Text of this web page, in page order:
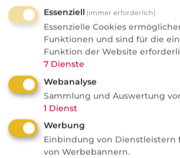
Kurios
Nachrichten
Gala fürs Geld: Wenn
Finanzjournalisten zu
Klatschreportern
Personalien bringen mehr
fundierte Analysen.
im Podcast, wie exklusive
Essenziell (immer erforderlich)
Essenzielle Cookies
Funktionen und sind für die
Funktion der Website
7 Dienste
Webanalyse
Sammlung und Auswertung
1 Dienst
Werbung
Einbindung von Dienstleistern
von Werbebannern.